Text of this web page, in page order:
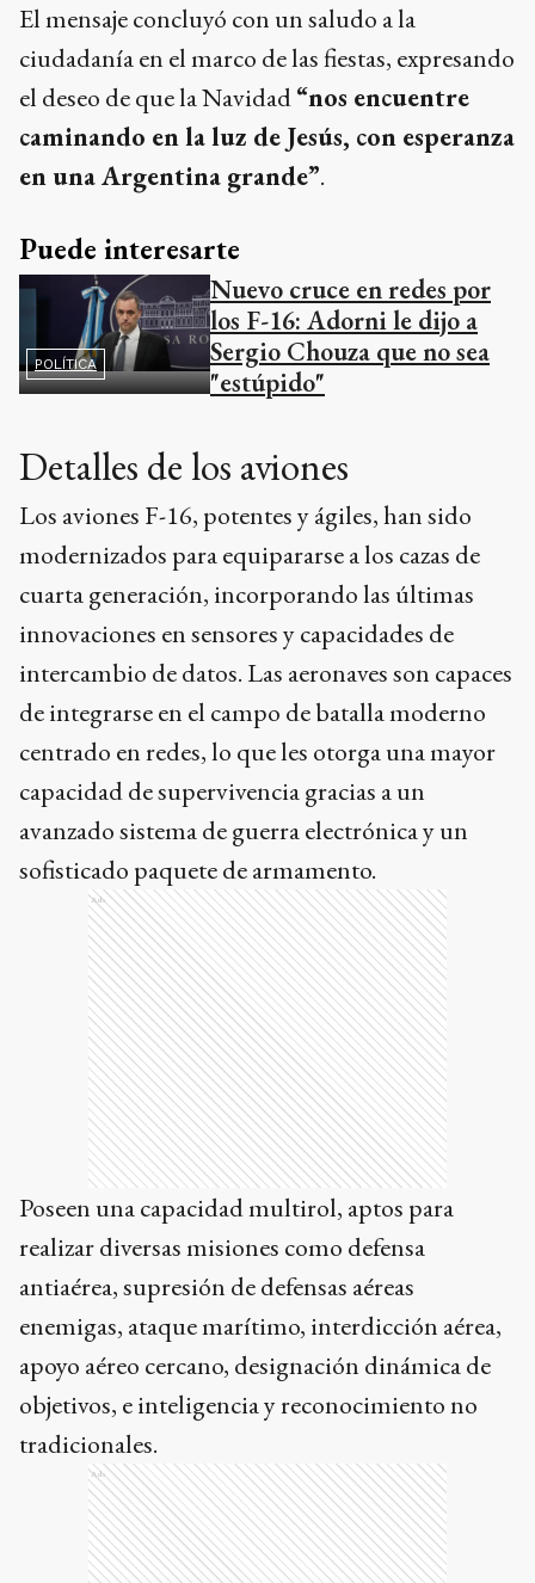
El mensaje concluyó con un saludo a la
ciudadanía en el marco de las fiestas, expresando
el deseo de que la Navidad“nos encuentre
caminando en la luz de Jesús, con esperanza
en una Argentina grande”.
Puede interesarte
POLÍTICA
Nuevo cruce en redes por
los F-16: Adorni le dijo a
Sergio Chouza que no sea
"estúpido"
Detalles de los aviones
Los aviones F-16, potentes y ágiles, han sido
modernizados para equipararse a los cazas de
cuarta generación, incorporando las últimas
innovaciones en sensores y capacidades de
intercambio de datos. Las aeronaves son capaces
de integrarse en el campo de batalla moderno
centrado en redes, lo que les otorga una mayor
capacidad de supervivencia gracias a un
avanzado sistema de guerra electrónica y un
sofisticado paquete de armamento.
Ads
Poseen una capacidad multirol, aptos para
realizar diversas misiones como defensa
antiaérea, supresión de defensas aéreas
enemigas, ataque marítimo, interdicción aérea,
apoyo aéreo cercano, designación dinámica de
objetivos, e inteligencia y reconocimiento no
tradicionales.
Ads